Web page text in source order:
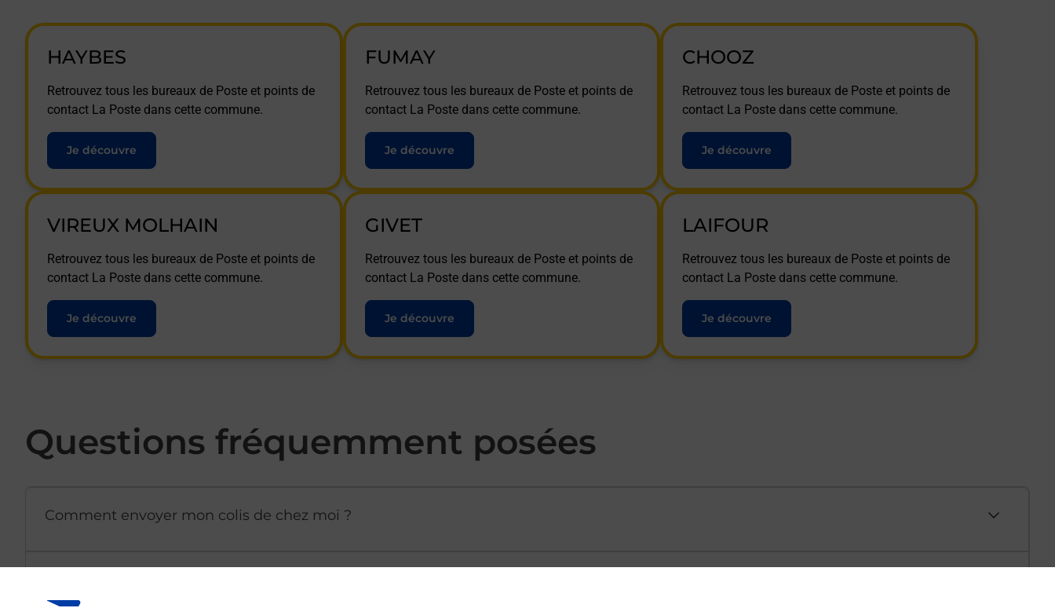
HAYBES
Retrouvez tous les bureaux de Poste et points de
contact La Poste dans cette commune.
Je découvre
FUMAY
Retrouvez tous les bureaux de Poste et points de
contact La Poste dans cette commune.
Je découvre
CHOOZ
Retrouvez tous les bureaux de Poste et points de
contact La Poste dans cette commune.
Je découvre
VIREUX MOLHAIN
Retrouvez tous les bureaux de Poste et points de
contact La Poste dans cette commune.
Je découvre
GIVET
Retrouvez tous les bureaux de Poste et points de
contact La Poste dans cette commune.
Je découvre
LAIFOUR
Retrouvez tous les bureaux de Poste et points de
contact La Poste dans cette commune.
Je découvre
Questions fréquemment posées
Comment envoyer mon colis de chez moi ?